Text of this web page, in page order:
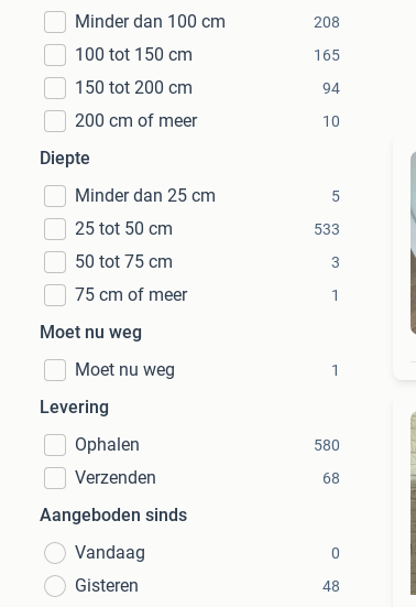
Minder dan 100 cm
208
100 tot 150 cm 165
150 tot 200 cm 94
200 cm of meer 10
Diepte
Minder dan 25 cm
5
25 tot 50 cm 533
50 tot 75 cm 3
75 cm of meer 1
Moet nu weg
Moet nu weg
1
Levering
Ophalen
580
Verzenden 68
Aangeboden sinds
Vandaag
0
Gisteren 48